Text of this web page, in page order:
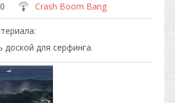
Crash Boom Bang
:
доской для серфинга.